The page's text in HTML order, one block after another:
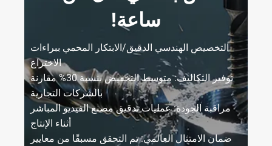
ساعة!
التخصيص الهندسي الدقيق/الابتكار المحمي ببراءات
الاختراع
توفير التكاليف: متوسط ​​التخفيض بنسبة 30% مقارنة
بالشركات التجارية
مراقبة الجودة: عمليات تدقيق مصنع الفيديو المباشر
أثناء الإنتاج
ضمان الامتثال العالمي: تم التحقق مسبقًا من معايير